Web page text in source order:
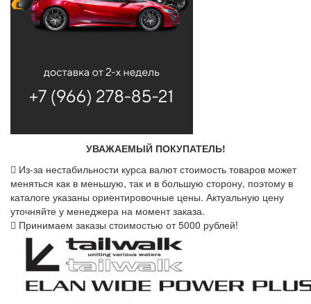
УВАЖАЕМЫЙ ПОКУПАТЕЛЬ!
Из-за нестабильности курса валют стоимость товаров может
меняться как в меньшую, так и в большую сторону, поэтому в
каталоге указаны ориентировочные цены. Актуальную цену
уточняйте у менеджера на момент заказа.
Принимаем заказы стоимостью от 5000 рублей!